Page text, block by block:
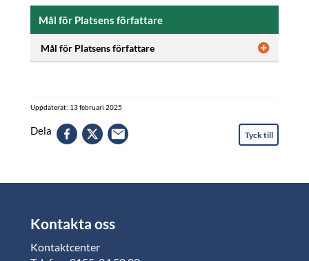
Mål för Platsens författare
Mål för Platsens författare
Uppdaterat: 13 februari 2025
Dela Tyck till
Kontakta oss
Kontaktcenter